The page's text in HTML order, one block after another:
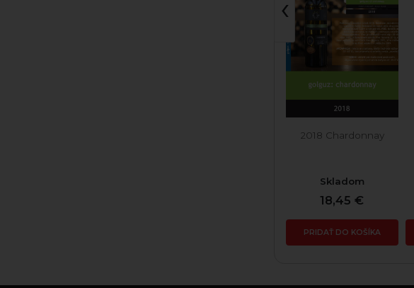
2018 Chardonnay
Skladom
18,45 €
PRIDAŤ DO KOŠÍKA